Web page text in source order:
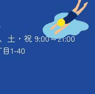
土・祝 9:00～21:00
1-40